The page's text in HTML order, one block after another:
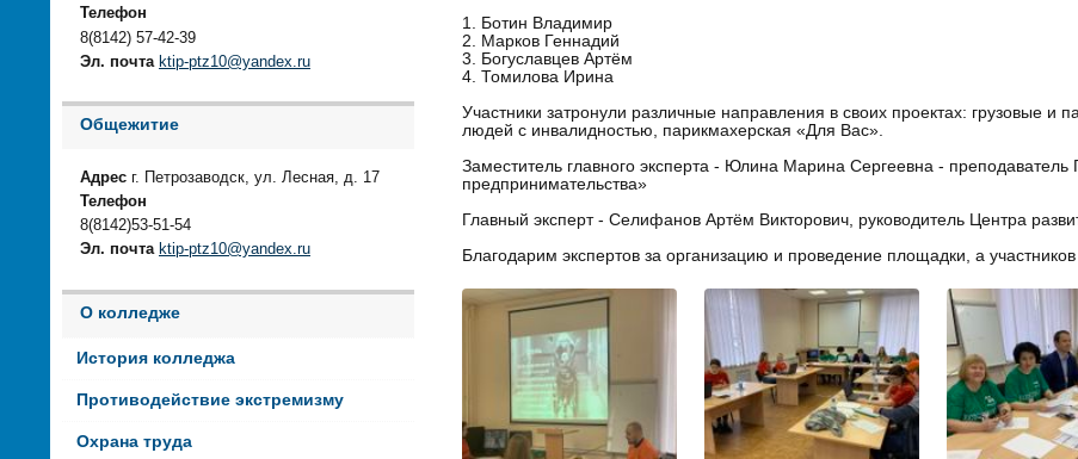
Телефон
8(8142) 57-42-39
Эл. почта ktip-ptz10@yandex.ru
Общежитие
Адрес г. Петрозаводск, ул. Лесная, д. 17
Телефон
8(8142)53-51-54
Эл. почта ktip-ptz10@yandex.ru
О колледже
История колледжа
Противодействие экстремизму
Охрана труда
1. Ботин Владимир
2. Марков Геннадий
3. Богуславцев Артём
4. Томилова Ирина
Участники затронули различные направления в своих проектах: грузовые и
людей с инвалидностью, парикмахерская «Для Вас».
Заместитель главного эксперта - Юлина Марина Сергеевна -
предпринимательства»
Главный эксперт - Селифанов Артём Викторович, руководитель Центра
Благодарим экспертов за организацию и проведение площадки, а